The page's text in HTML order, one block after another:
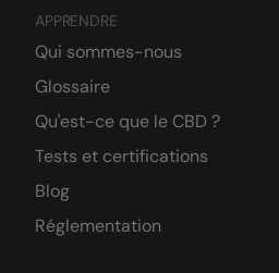
APPRENDRE
Qui sommes-nous
Glossaire
Qu'est-ce que le CBD ?
Tests et certifications
Blog
Réglementation